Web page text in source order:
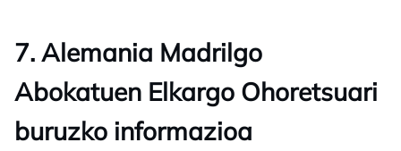
7. Alemania Madrilgo
Abokatuen Elkargo Ohoretsuari
buruzko informazioa